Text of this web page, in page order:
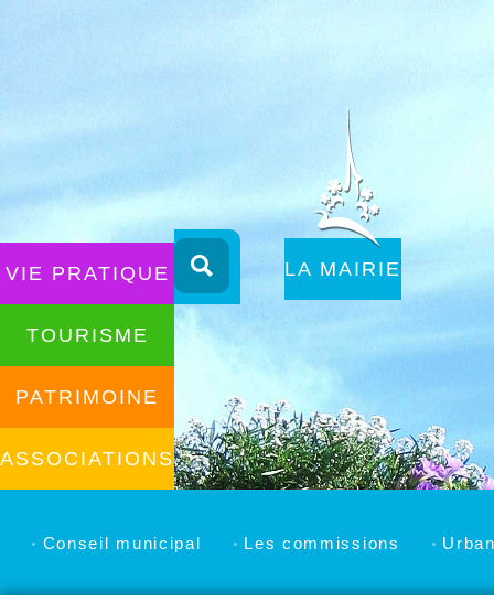
au
contenu
VIE PRATIQUE
TOURISME
PATRIMOINE
ASSOCIATIONS
ALLER AU
CONTENU
LA MAIRIE
Conseil municipal Les commissions